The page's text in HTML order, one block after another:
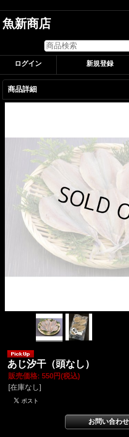
魚新商店
ログイン 新規登録
商品詳細
あじ汐干（頭なし）
販売価格: 550円(税込)
[在庫なし]